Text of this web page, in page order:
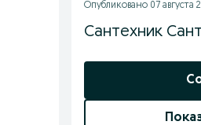
Опубликовано 07 августа
Сантехник